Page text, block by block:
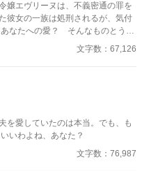
嬢エヴリーヌは、不義密通の罪を
彼女の一族は処刑されるが、気付
文字数：67,126
を愛していたのは本当。でも、も
いわよね、あなた？
文字数：76,987